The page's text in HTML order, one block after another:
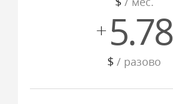
+ 5.78
$ / разово